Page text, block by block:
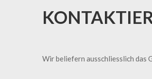
Wir beliefern ausschliesslich das